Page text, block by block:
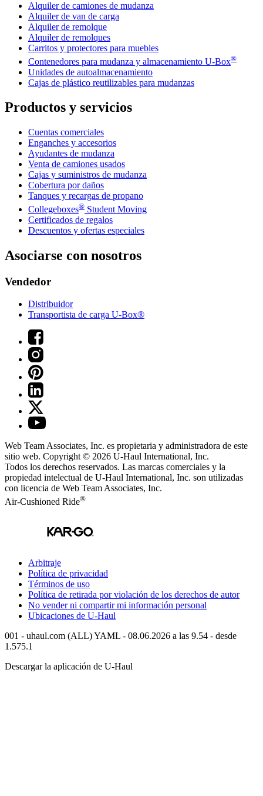
Alquiler de camiones de mudanza
Alquiler de van de carga
Alquiler de remolque
Alquiler de remolques
Carritos y protectores para muebles
Contenedores para mudanza y almacenamiento U-Box®
Unidades de autoalmacenamiento
Cajas de plástico reutilizables para mudanzas
Productos y servicios
Cuentas comerciales
Enganches y accesorios
Ayudantes de mudanza
Venta de camiones usados
Cajas y suministros de mudanza
Cobertura por daños
Tanques y recargas de propano
Collegeboxes® Student Moving
Certificados de regalos
Descuentos y ofertas especiales
Asociarse con nosotros
Vendedor
Distribuidor
Transportista de carga U-Box®
Web Team Associates, Inc. es propietaria y administradora de este
sitio web. Copyright © 2026 U-Haul International, Inc.
Todos los derechos reservados. Las marcas comerciales y la
propiedad intelectual de U-Haul International, Inc. son utilizadas
con licencia de Web Team Associates, Inc.
Air-Cushioned Ride®
Arbitraje
Política de privacidad
Términos de uso
Política de retirada por violación de los derechos de autor
No vender ni compartir mi información personal
Ubicaciones de U-Haul
001 - uhaul.com (ALL) YAML - 08.06.2026 a las 9.54 - desde
1.575.1
Descargar la aplicación de U-Haul